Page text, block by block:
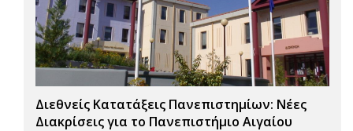
Διεθνείς Κατατάξεις Πανεπιστημίων: Νέες
Διακρίσεις για το Πανεπιστήμιο Αιγαίου